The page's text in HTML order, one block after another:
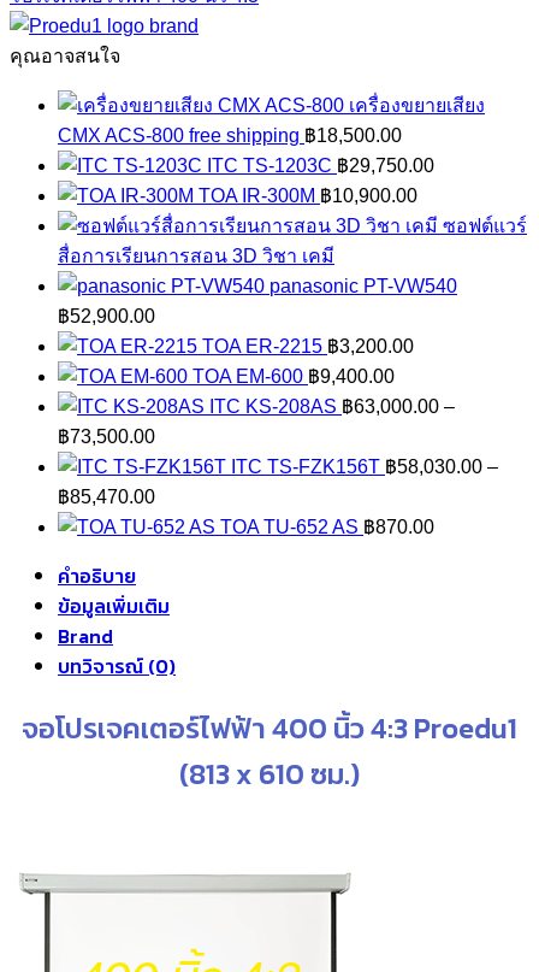
นิ้ว
4:3
ชิ้น
คุณอาจสนใจ
เครื่องขยายเสียง
CMX ACS-800 free shipping ฿18,500.00
ITC TS-1203C ฿29,750.00
TOA IR-300M ฿10,900.00
ซอฟต์แวร์
สื่อการเรียนการสอน 3D วิชา เคมี
panasonic PT-VW540
฿52,900.00
TOA ER-2215 ฿3,200.00
TOA EM-600 ฿9,400.00
ITC KS-208AS ฿63,000.00 –
฿73,500.00Price
range:
฿63,000.00
through
ITC TS-FZK156T ฿58,030.00 –
฿85,470.00Price
range:
฿85,470.00
TOA TU-652 AS ฿870.00
คำอธิบาย
ข้อมูลเพิ่มเติม
Brand
บทวิจารณ์ (0)
จอโปรเจคเตอร์ไฟฟ้า 400 นิ้ว 4:3 Proedu1
(813 x 610 ซม.)